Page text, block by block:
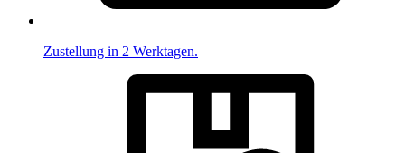
Zustellung in 2 Werktagen.